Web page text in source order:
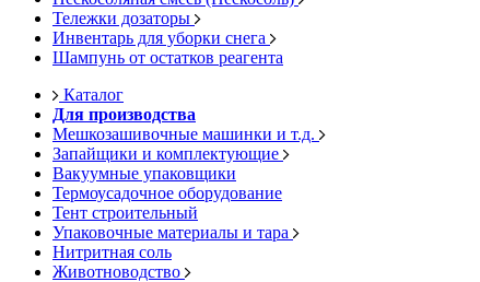
Тележки дозаторы
Инвентарь для уборки снега
Шампунь от остатков реагента
Каталог
Для производства
Мешкозашивочные машинки и т.д.
Запайщики и комплектующие
Вакуумные упаковщики
Термоусадочное оборудование
Тент строительный
Упаковочные материалы и тара
Нитритная соль
Животноводство